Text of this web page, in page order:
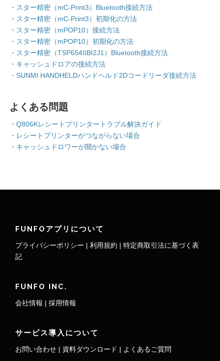
FUNFOアプリについて
プライバシーポリシー | 利用規約 | 特定商取引法に基づく表
記
FUNFO INC.
会社情報 | 採用情報
サービス導入について
お問い合わせ | 資料ダウンロード | よくあるご質問